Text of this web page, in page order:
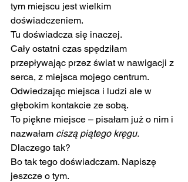
tym miejscu jest wielkim
doświadczeniem.
Tu doświadcza się inaczej.
Cały ostatni czas spędziłam
przepływając przez świat w nawigacji z
serca, z miejsca mojego centrum.
Odwiedzając miejsca i ludzi ale w
głębokim kontakcie ze sobą.
To piękne miejsce – pisałam już o nim i
nazwałam ciszą piątego kręgu.
Dlaczego tak?
Bo tak tego doświadczam. Napiszę
jeszcze o tym.